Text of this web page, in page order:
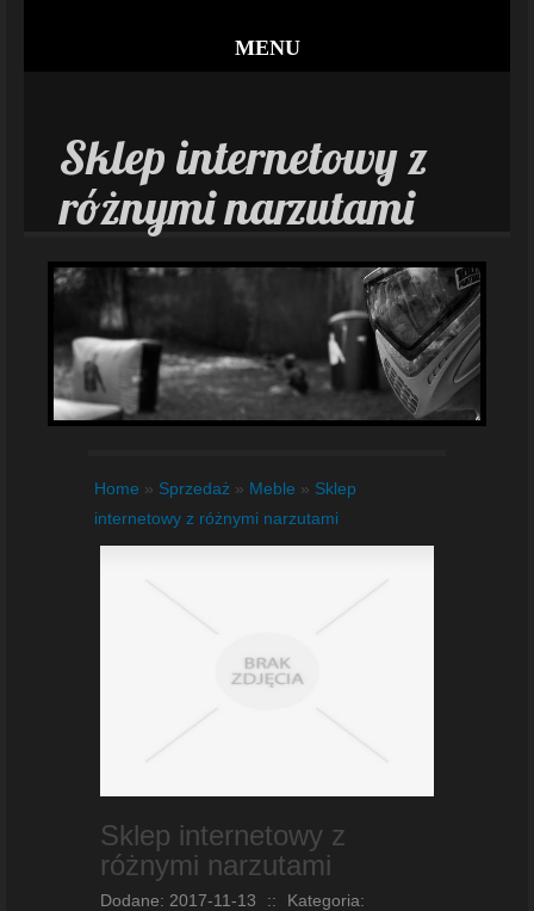
MENU
Sklep internetowy z
różnymi narzutami
Home » Sprzedaż » Meble » Sklep
internetowy z różnymi narzutami
Sklep internetowy z
różnymi narzutami
Dodane: 2017-11-13 ::
Kategoria: